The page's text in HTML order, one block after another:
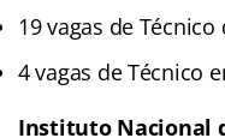
19 vagas de
4 vagas de Técnico
Instituto Nacional